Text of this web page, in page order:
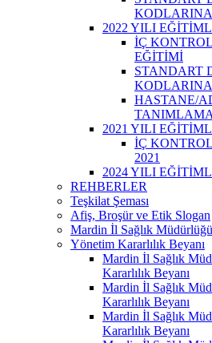
2022 YILI
İÇ
EĞİTİMİ
STANDART
HASTANE/
2021 YILI
İÇ
2021
2024 YILI
REHBERLER
Teşkilat Şeması
Afiş, Broşür ve Etik Slogan
Mardin İl Sağlık
Yönetim Kararlılık Beyanı
Mardin İl Sağlık
Kararlılık Beyanı
Mardin İl Sağlık
Kararlılık Beyanı
Mardin İl Sağlık
Kararlılık Beyanı